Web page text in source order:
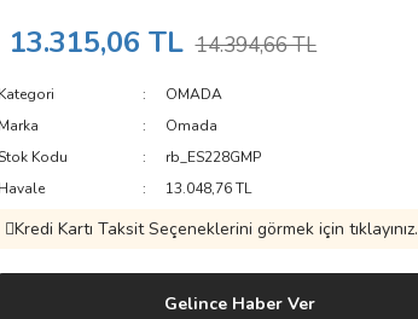
13.315,06 TL 14.394,66 TL
Kategori
OMADA
Marka
Omada
Kodu
rb_ES228GMP
Havale
13.048,76 TL
Kredi Kartı Taksit Seçeneklerini görmek için tıklayınız.
Gelince Haber Ver